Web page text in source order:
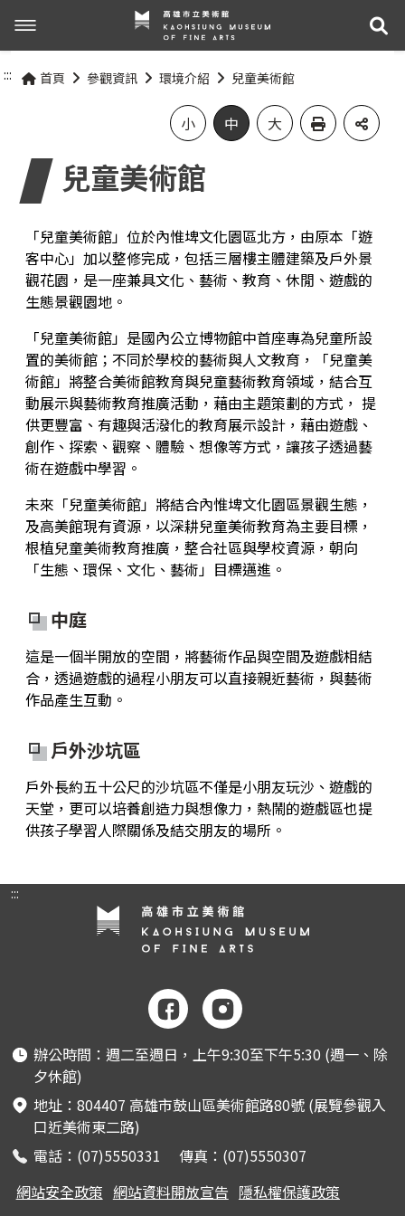
展覽與活動
展覽資訊
關於我們
組織職掌
歷史記事
關於兒童美術館
藝術生態園區
園區作品
創意標誌
周邊環境
高美之友
合作夥伴
美術館會員
交通資訊
無障礙服務專區
參觀票價與須知
開館時間
環境介紹
高美館
兒童美術館
藝術生態園區
網站導覽
::: 首頁 參觀資訊 環境介紹 兒童美術館
小 中 大
兒童美術館
「兒童美術館」位於內惟埤文化園區北方，由原本「遊
客中心」加以整修完成，包括三層樓主體建築及戶外景
觀花園，是一座兼具文化、藝術、教育、休閒、遊戲的
生態景觀園地。
「兒童美術館」是國內公立博物館中首座專為兒童所設
置的美術館；不同於學校的藝術與人文教育，「兒童美
術館」將整合美術館教育與兒童藝術教育領域，結合互
動展示與藝術教育推廣活動，藉由主題策劃的方式， 提
供更豐富、有趣與活潑化的教育展示設計，藉由遊戲、
創作、探索、觀察、體驗、想像等方式，讓孩子透過藝
術在遊戲中學習。
未來「兒童美術館」將結合內惟埤文化園區景觀生態，
及高美館現有資源，以深耕兒童美術教育為主要目標，
根植兒童美術教育推廣，整合社區與學校資源，朝向
「生態、環保、文化、藝術」目標邁進。
中庭
這是一個半開放的空間，將藝術作品與空間及遊戲相結
合，透過遊戲的過程小朋友可以直接親近藝術，與藝術
作品產生互動。
戶外沙坑區
戶外長約五十公尺的沙坑區不僅是小朋友玩沙、遊戲的
天堂，更可以培養創造力與想像力，熱鬧的遊戲區也提
供孩子學習人際關係及結交朋友的場所。
:::
辦公時間：週二至週日，上午9:30至下午5:30 (週一、除
夕休館)
地址：804407 高雄市鼓山區美術館路80號 (展覽參觀入
口近美術東二路)
電話：(07)5550331 傳真：(07)5550307
網站安全政策 網站資料開放宣告 隱私權保護政策